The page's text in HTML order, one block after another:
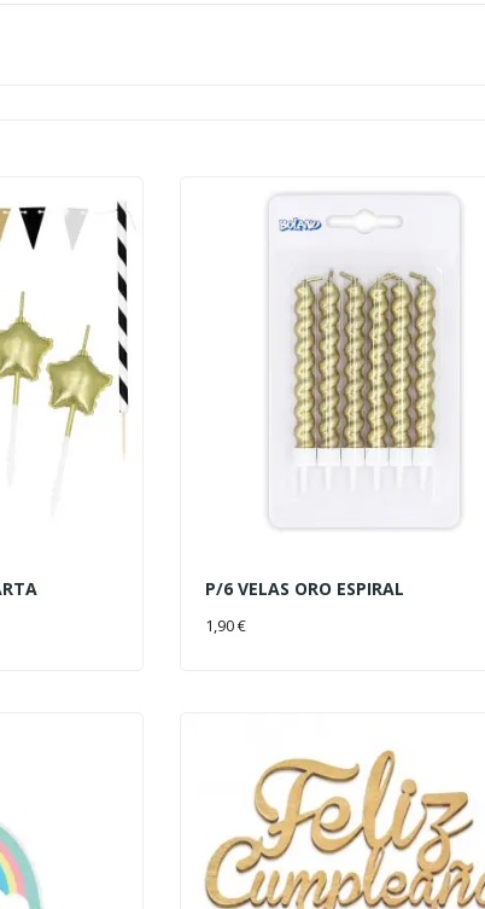
P/6 VELAS ORO ESPIRAL
1,90 €